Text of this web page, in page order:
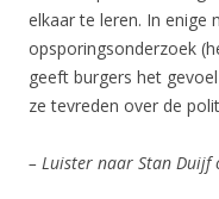
elkaar te leren. In enige
opsporingsonderzoek
geeft burgers het
ze tevreden over de
– Luister naar Stan Duijf